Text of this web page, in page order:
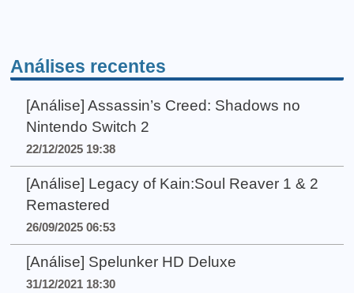
Análises recentes
[Análise] Assassin’s Creed: Shadows no
Nintendo Switch 2
22/12/2025 19:38
[Análise] Legacy of Kain:Soul Reaver 1 & 2
Remastered
26/09/2025 06:53
[Análise] Spelunker HD Deluxe
31/12/2021 18:30